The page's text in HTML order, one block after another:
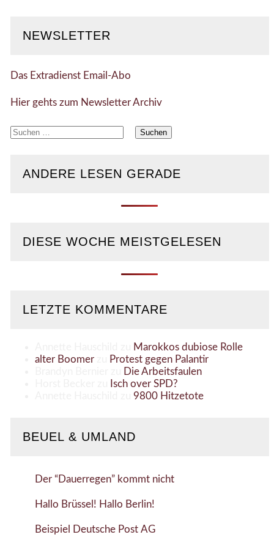
NEWSLETTER
Das Extradienst Email-Abo
Hier gehts zum Newsletter Archiv
Suchen
ANDERE LESEN GERADE
DIESE WOCHE MEISTGELESEN
LETZTE KOMMENTARE
Marokkos dubiose Rolle
alter Boomerzu
Protest gegen Palantir
Die Arbeitsfaulen
Isch over SPD?
9800 Hitzetote
BEUEL & UMLAND
Der “Dauerregen” kommt nicht
Hallo Brüssel! Hallo Berlin!
Beispiel Deutsche Post AG